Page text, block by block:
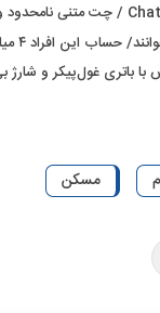
افراد ۴ میلیون تومان شارژ شد
مسکن